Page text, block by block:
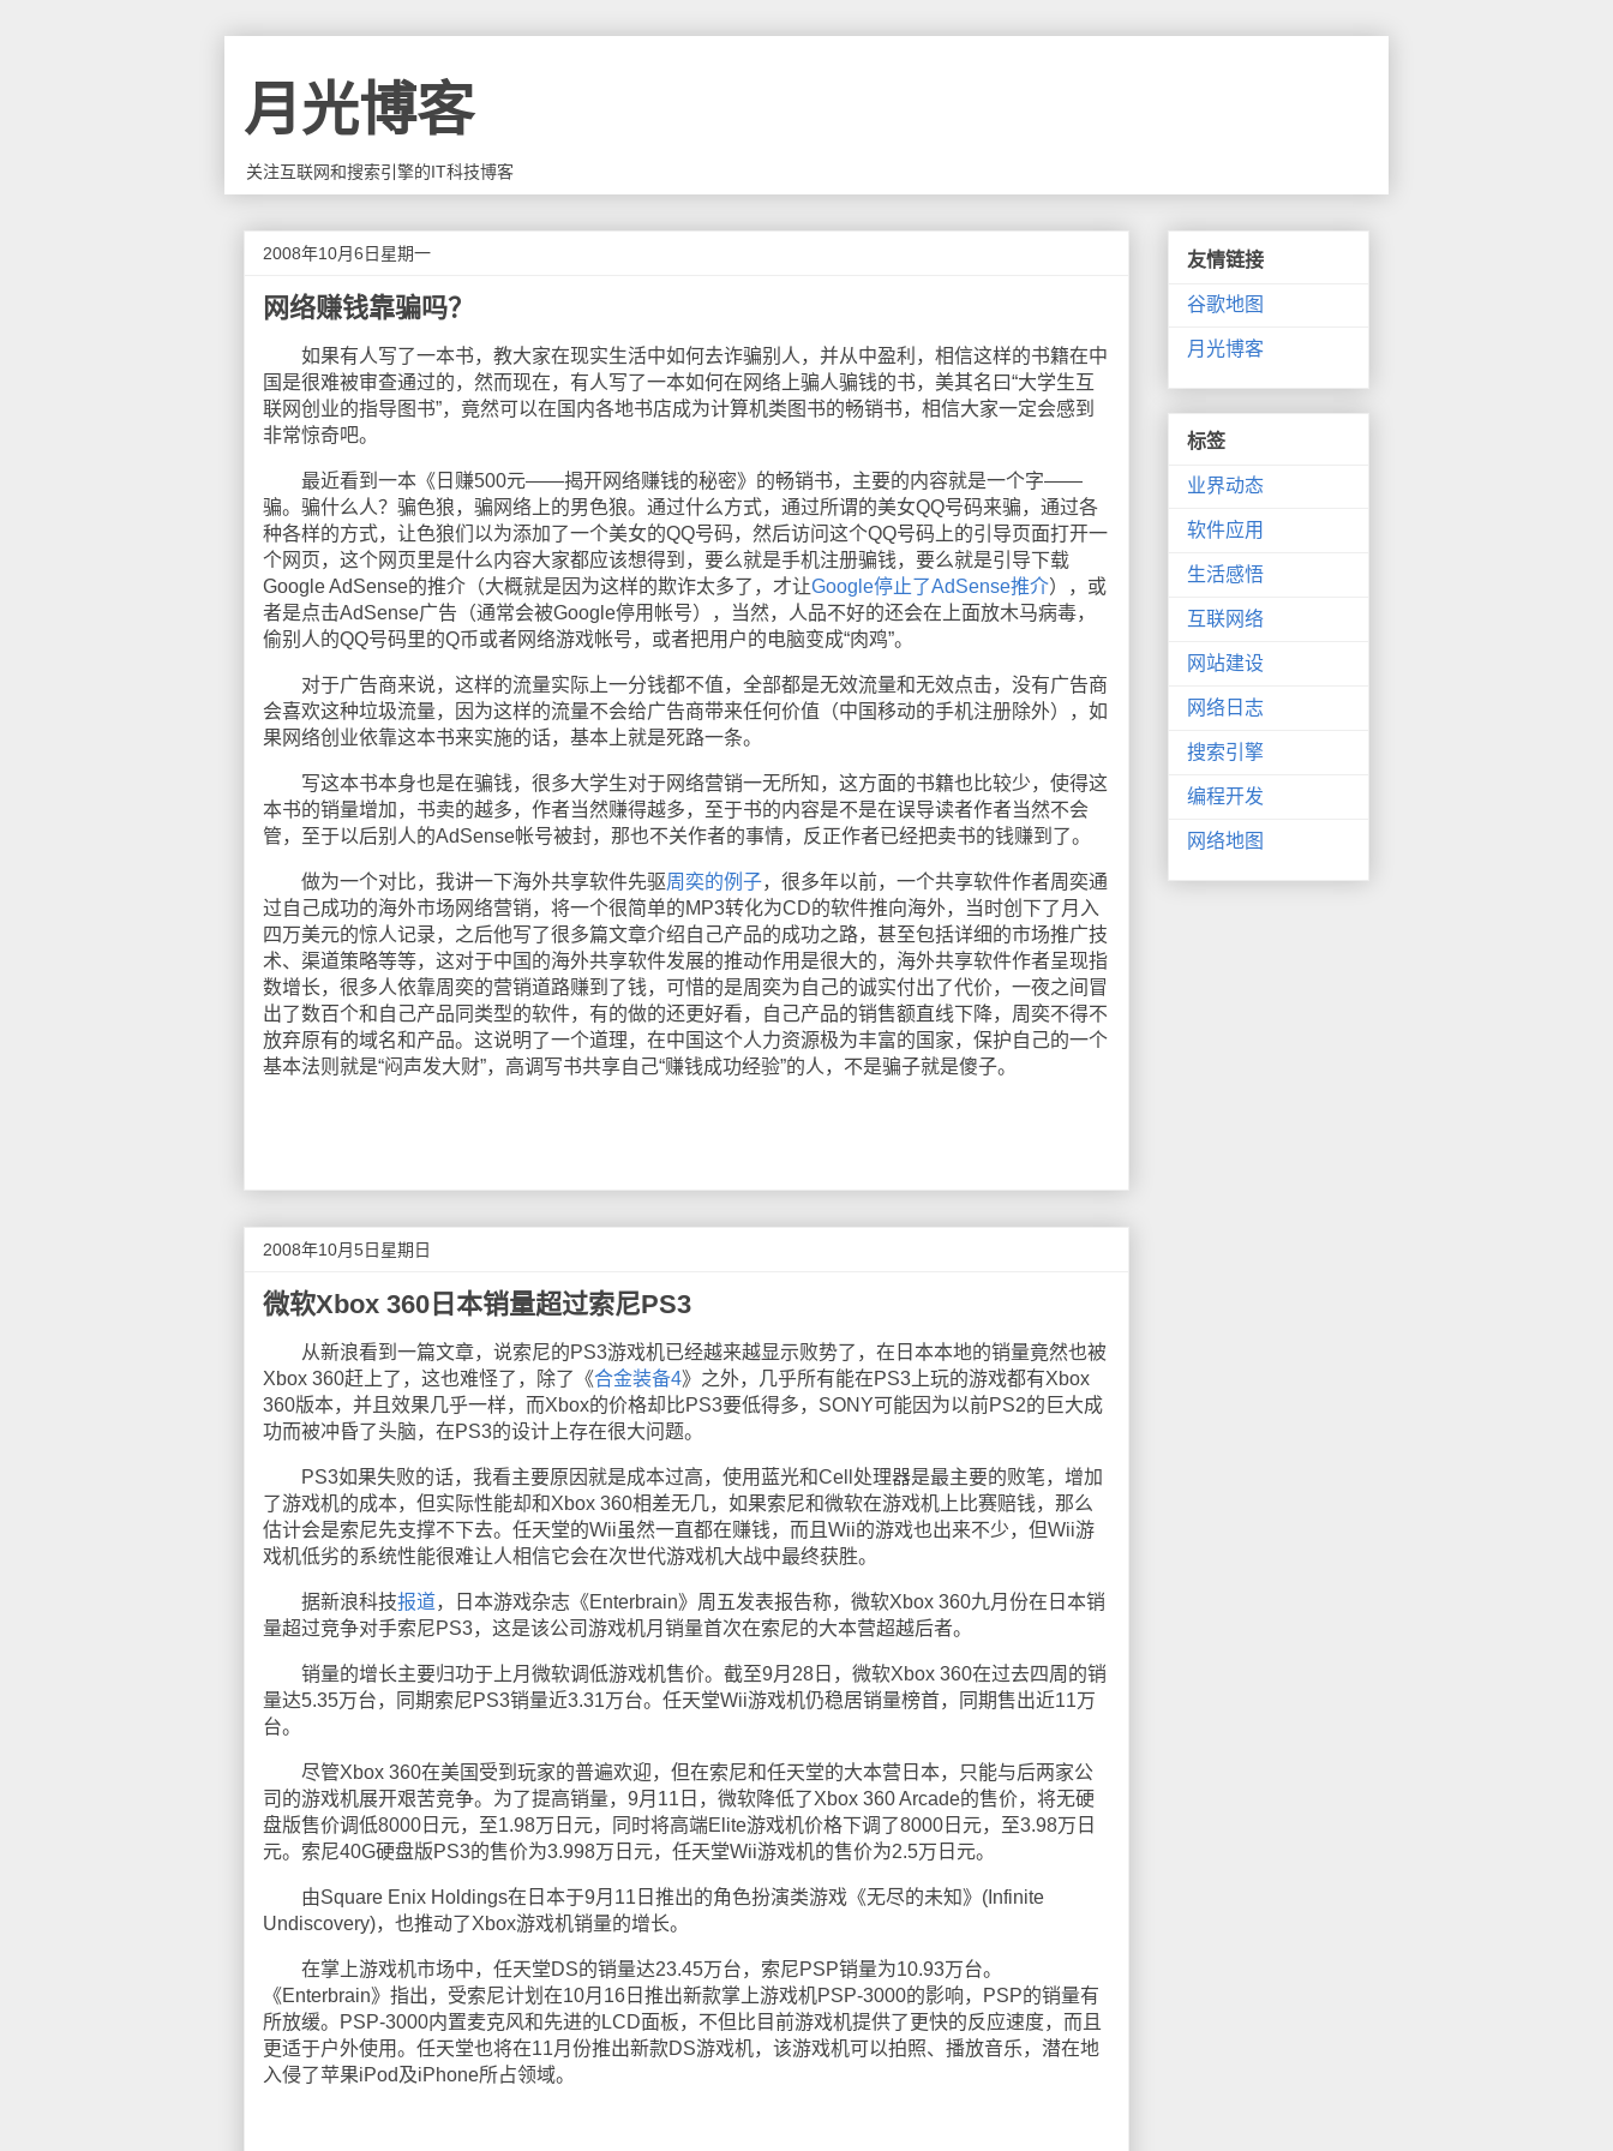
月光博客
关注互联网和搜索引擎的IT科技博客
2008年10月6日星期一
网络赚钱靠骗吗？
如果有人写了一本书，教大家在现实生活中如何去诈骗别人，并从中盈利，相信这样的书籍在中
国是很难被审查通过的，然而现在，有人写了一本如何在网络上骗人骗钱的书，美其名曰“大学生互
联网创业的指导图书”，竟然可以在国内各地书店成为计算机类图书的畅销书，相信大家一定会感到
非常惊奇吧。
最近看到一本《日赚500元——揭开网络赚钱的秘密》的畅销书，主要的内容就是一个字——
骗。骗什么人？骗色狼，骗网络上的男色狼。通过什么方式，通过所谓的美女QQ号码来骗，通过各
种各样的方式，让色狼们以为添加了一个美女的QQ号码，然后访问这个QQ号码上的引导页面打开一
个网页，这个网页里是什么内容大家都应该想得到，要么就是手机注册骗钱，要么就是引导下载
Google AdSense的推介（大概就是因为这样的欺诈太多了，才让Google停止了AdSense推介），或
者是点击AdSense广告（通常会被Google停用帐号），当然，人品不好的还会在上面放木马病毒，
偷别人的QQ号码里的Q币或者网络游戏帐号，或者把用户的电脑变成“肉鸡”。
对于广告商来说，这样的流量实际上一分钱都不值，全部都是无效流量和无效点击，没有广告商
会喜欢这种垃圾流量，因为这样的流量不会给广告商带来任何价值（中国移动的手机注册除外），如
果网络创业依靠这本书来实施的话，基本上就是死路一条。
写这本书本身也是在骗钱，很多大学生对于网络营销一无所知，这方面的书籍也比较少，使得这
本书的销量增加，书卖的越多，作者当然赚得越多，至于书的内容是不是在误导读者作者当然不会
管，至于以后别人的AdSense帐号被封，那也不关作者的事情，反正作者已经把卖书的钱赚到了。
做为一个对比，我讲一下海外共享软件先驱周奕的例子，很多年以前，一个共享软件作者周奕通
过自己成功的海外市场网络营销，将一个很简单的MP3转化为CD的软件推向海外，当时创下了月入
四万美元的惊人记录，之后他写了很多篇文章介绍自己产品的成功之路，甚至包括详细的市场推广技
术、渠道策略等等，这对于中国的海外共享软件发展的推动作用是很大的，海外共享软件作者呈现指
数增长，很多人依靠周奕的营销道路赚到了钱，可惜的是周奕为自己的诚实付出了代价，一夜之间冒
出了数百个和自己产品同类型的软件，有的做的还更好看，自己产品的销售额直线下降，周奕不得不
放弃原有的域名和产品。这说明了一个道理，在中国这个人力资源极为丰富的国家，保护自己的一个
基本法则就是“闷声发大财”，高调写书共享自己“赚钱成功经验”的人，不是骗子就是傻子。
2008年10月5日星期日
微软Xbox 360日本销量超过索尼PS3
从新浪看到一篇文章，说索尼的PS3游戏机已经越来越显示败势了，在日本本地的销量竟然也被
Xbox 360赶上了，这也难怪了，除了《合金装备4》之外，几乎所有能在PS3上玩的游戏都有Xbox
360版本，并且效果几乎一样，而Xbox的价格却比PS3要低得多，SONY可能因为以前PS2的巨大成
功而被冲昏了头脑，在PS3的设计上存在很大问题。
PS3如果失败的话，我看主要原因就是成本过高，使用蓝光和Cell处理器是最主要的败笔，增加
了游戏机的成本，但实际性能却和Xbox 360相差无几，如果索尼和微软在游戏机上比赛赔钱，那么
估计会是索尼先支撑不下去。任天堂的Wii虽然一直都在赚钱，而且Wii的游戏也出来不少，但Wii游
戏机低劣的系统性能很难让人相信它会在次世代游戏机大战中最终获胜。
据新浪科技报道，日本游戏杂志《Enterbrain》周五发表报告称，微软Xbox 360九月份在日本销
量超过竞争对手索尼PS3，这是该公司游戏机月销量首次在索尼的大本营超越后者。
销量的增长主要归功于上月微软调低游戏机售价。截至9月28日，微软Xbox 360在过去四周的销
量达5.35万台，同期索尼PS3销量近3.31万台。任天堂Wii游戏机仍稳居销量榜首，同期售出近11万
台。
尽管Xbox 360在美国受到玩家的普遍欢迎，但在索尼和任天堂的大本营日本，只能与后两家公
司的游戏机展开艰苦竞争。为了提高销量，9月11日，微软降低了Xbox 360 Arcade的售价，将无硬
盘版售价调低8000日元，至1.98万日元，同时将高端Elite游戏机价格下调了8000日元，至3.98万日
元。索尼40G硬盘版PS3的售价为3.998万日元，任天堂Wii游戏机的售价为2.5万日元。
由Square Enix Holdings在日本于9月11日推出的角色扮演类游戏《无尽的未知》(Infinite
Undiscovery)，也推动了Xbox游戏机销量的增长。
在掌上游戏机市场中，任天堂DS的销量达23.45万台，索尼PSP销量为10.93万台。
《Enterbrain》指出，受索尼计划在10月16日推出新款掌上游戏机PSP-3000的影响，PSP的销量有
所放缓。PSP-3000内置麦克风和先进的LCD面板，不但比目前游戏机提供了更快的反应速度，而且
更适于户外使用。任天堂也将在11月份推出新款DS游戏机，该游戏机可以拍照、播放音乐，潜在地
入侵了苹果iPod及iPhone所占领域。
友情链接
谷歌地图
月光博客
标签
业界动态
软件应用
生活感悟
互联网络
网站建设
网络日志
搜索引擎
编程开发
网络地图